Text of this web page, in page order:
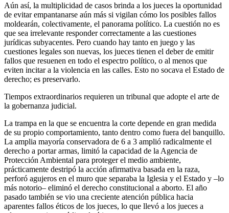
Aún así, la multiplicidad de casos brinda a los jueces la oportunidad
de evitar empantanarse aún más si vigilan cómo los posibles fallos
moldearán, colectivamente, el panorama político. La cuestión no es
que sea irrelevante responder correctamente a las cuestiones
jurídicas subyacentes. Pero cuando hay tanto en juego y las
cuestiones legales son nuevas, los jueces tienen el deber de emitir
fallos que resuenen en todo el espectro político, o al menos que
eviten incitar a la violencia en las calles. Esto no socava el Estado de
derecho; es preservarlo.
Tiempos extraordinarios requieren un tribunal que adopte el arte de
la gobernanza judicial.
La trampa en la que se encuentra la corte depende en gran medida
de su propio comportamiento, tanto dentro como fuera del banquillo.
La amplia mayoría conservadora de 6 a 3 amplió radicalmente el
derecho a portar armas, limitó la capacidad de la Agencia de
Protección Ambiental para proteger el medio ambiente,
prácticamente destripó la acción afirmativa basada en la raza,
perforó agujeros en el muro que separaba la Iglesia y el Estado y –lo
más notorio– eliminó el derecho constitucional a aborto. El año
pasado también se vio una creciente atención pública hacia
aparentes fallos éticos de los jueces, lo que llevó a los jueces a